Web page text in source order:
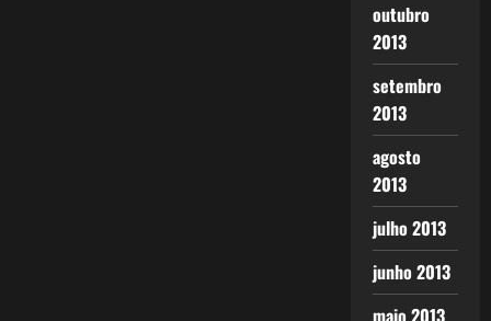
outubro
2013
setembro
2013
agosto
2013
julho 2013
junho 2013
maio 2013